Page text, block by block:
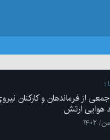
جمعی از فرماندهان و کارکنان
هوایی ارتش